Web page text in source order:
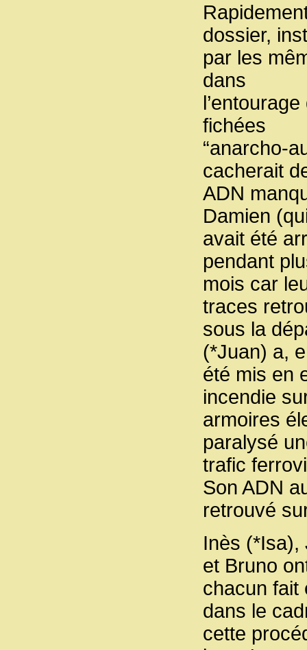
dossier,
par les
dans
fichées
“anarcho-
cacherait
ADN
Damien
avait été
pendant
mois car
traces
sous la
(*Juan) a,
été mis en
incendie
armoires
paralysé
trafic
Son ADN
retrouvé
Inès (*Isa),
et Bruno
chacun fait
dans le
cette